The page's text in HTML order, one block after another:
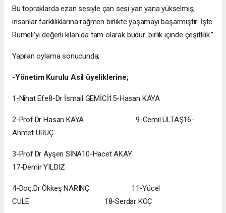
Bu topraklarda ezan sesiyle çan sesi yan yana yükselmiş,
insanlar farklılıklarına rağmen birlikte yaşamayı başarmıştır. İşte
Rumeli’yi değerli kılan da tam olarak budur: birlik içinde çeşitlilik.”
Yapılan oylama sonucunda;
-Yönetim Kurulu Asil üyeliklerine;
1-Nihat Efe8-Dr İsmail GEMİCİ15-Hasan KAYA
2-Prof.Dr Hasan KAYA 9-Cemil ÜLTAŞ16-
Ahmet URUÇ
3-Prof.Dr Ayşen SİNA10-Hacet AKAY
17-Demir YILDIZ
4-Doç.Dr Ökkeş NARINÇ 11-Yücel
CULE 18-Serdar KOÇ